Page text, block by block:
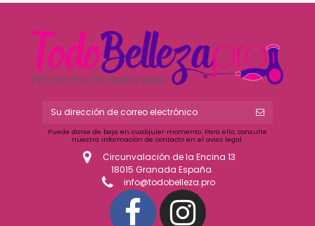
Puede darse de baja en cualquier momento. Para ello, consulte
nuestra información de contacto en el aviso legal.
Circunvalación de la Encina 13
18015 Granada España
info@todobelleza.pro